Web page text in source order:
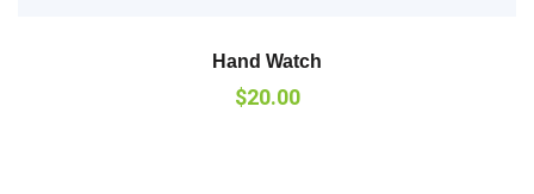
Hand Watch
$20.00